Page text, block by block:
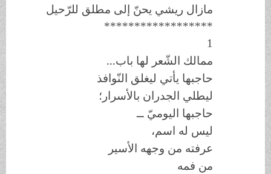
مازال ريشي يحنّ إلى مطلق للرّحيل
******************
ممالك الشّعر لها باب...
حاجبها يأتي ليغلق النّوافذ
ليطلي الجدران بالأسرار؛
حاجبها اليوميّ ــ
ليس له اسم،
عرفته من وجهه الأسير
من فمه